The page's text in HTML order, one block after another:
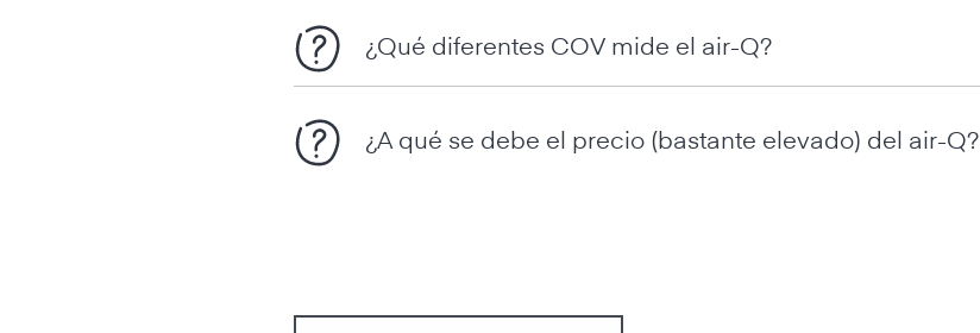
¿Qué diferentes COV mide el air-Q?
¿A qué se debe el precio (bastante elevado) del air-Q?